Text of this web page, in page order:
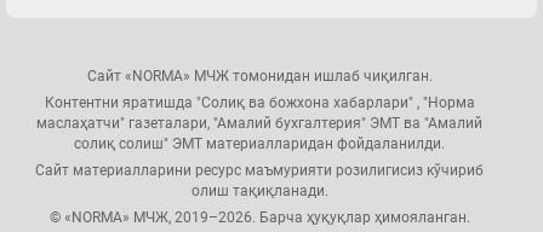
Сайт «NORMA» МЧЖ томонидан ишлаб чиқилган.
Контентни яратишда "Солиқ ва божхона хабарлари" , "Норма
маслаҳатчи" газеталари, "Амалий бухгалтерия" ЭМТ ва "Амалий
солиқ солиш" ЭМТ материалларидан фойдаланилди.
Сайт материалларини ресурс маъмурияти розилигисиз кўчириб
олиш тақиқланади.
© «NORMA» МЧЖ, 2019–2026. Барча ҳуқуқлар ҳимояланган.